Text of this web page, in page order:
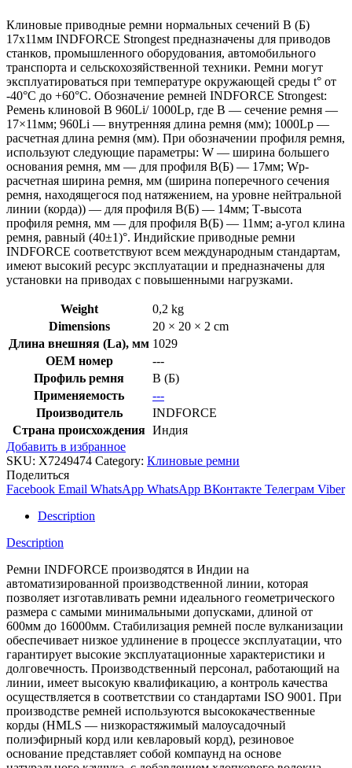
Клиновые приводные ремни нормальных сечений B (Б)
17х11мм INDFORCE Strongest предназначены для приводов
станков, промышленного оборудования, автомобильного
транспорта и сельскохозяйственной техники. Ремни могут
эксплуатироваться при температуре окружающей среды t° от
-40°С до +60°С. Обозначение ремней INDFORCE Strongest:
Ремень клиновой B 960Li/ 1000Lp, где B — сечение ремня —
17×11мм; 960Li — внутренняя длина ремня (мм); 1000Lp —
расчетная длина ремня (мм). При обозначении профиля ремня,
используют следующие параметры: W — ширина большего
основания ремня, мм — для профиля B(Б) — 17мм; Wp-
расчетная ширина ремня, мм (ширина поперечного сечения
ремня, находящегося под натяжением, на уровне нейтральной
линии (корда)) — для профиля B(Б) — 14мм; Т-высота
профиля ремня, мм — для профиля B(Б) — 11мм; a-угол клина
ремня, равный (40±1)°. Индийские приводные ремни
INDFORCE соответствуют всем международным стандартам,
имеют высокий ресурс эксплуатации и предназначены для
установки на приводах с повышенными нагрузками.
Weight
0,2 kg
Dimensions
20 × 20 × 2 cm
Длина внешняя (La), мм 1029
OEM номер
---
Профиль ремня
B (Б)
Применяемость
---
Производитель
INDFORCE
Страна происхождения Индия
Добавить в избранное
SKU: X7249474 Category: Клиновые ремни
Поделиться
Facebook Email WhatsApp WhatsApp ВКонтакте Телеграм Viber
Description
Description
Ремни INDFORCE производятся в Индии на
автоматизированной производственной линии, которая
позволяет изготавливать ремни идеального геометрического
размера с самыми минимальными допусками, длиной от
600мм до 16000мм. Стабилизация ремней после вулканизации
обеспечивает низкое удлинение в процессе эксплуатации, что
гарантирует высокие эксплуатационные характеристики и
долговечность. Производственный персонал, работающий на
линии, имеет высокую квалификацию, а контроль качества
осуществляется в соответствии со стандартами ISO 9001. При
производстве ремней используются высококачественные
корды (HMLS — низкорастяжимый малоусадочный
полиэфирный корд или кевларовый корд), резиновое
основание представляет собой компаунд на основе